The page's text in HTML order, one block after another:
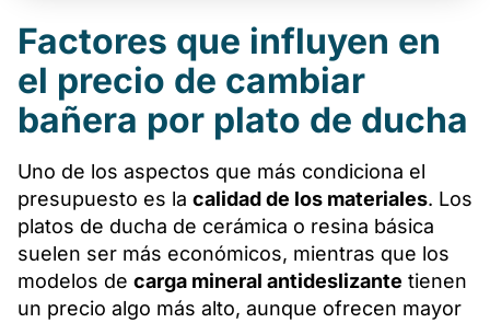
Factores que influyen en
el precio de cambiar
bañera por plato de ducha
Uno de los aspectos que más condiciona el
presupuesto es la calidad de los materiales. Los
platos de ducha de cerámica o resina básica
suelen ser más económicos, mientras que los
modelos de carga mineral antideslizante tienen
un precio algo más alto, aunque ofrecen mayor